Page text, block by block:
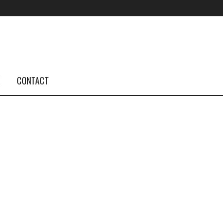
CONTACT
FOLLOW US #TBA
INSTAGRAM FEED